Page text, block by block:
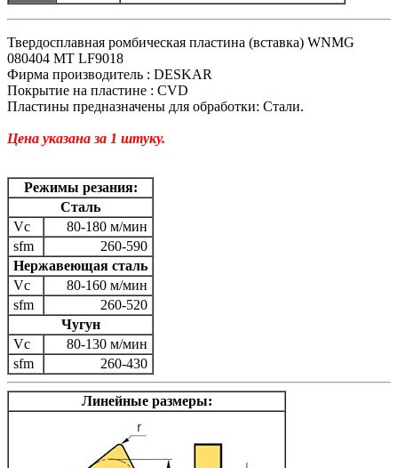
Твердосплавная ромбическая пластина (вставка) WNMG
080404 MT LF9018
Фирма производитель : DESKAR
Покрытие на пластине : CVD
Пластины предназначены для обработки: Стали.
Цена указана за 1 штуку.
Режимы резания:
Сталь
Vc
80-180 м/мин
sfm
260-590
Нержавеющая сталь
Vc
80-160 м/мин
sfm
260-520
Чугун
Vc
80-130 м/мин
sfm
260-430
Линейные размеры: